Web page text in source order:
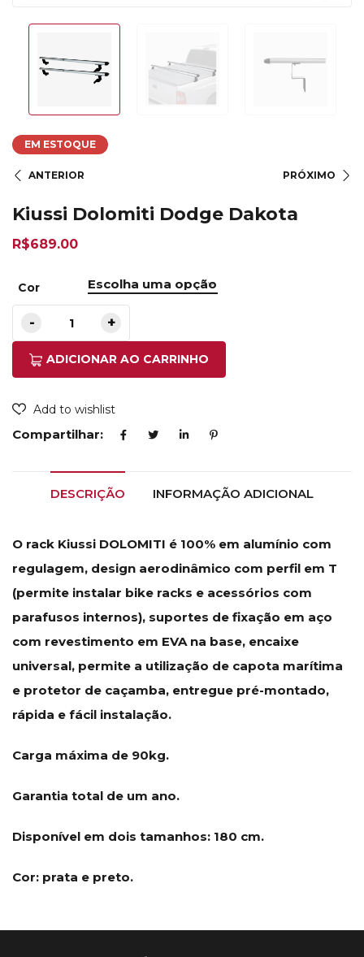
EM ESTOQUE
ANTERIOR PRÓXIMO
Kiussi Dolomiti Dodge Dakota
R$689.00
Cor
ADICIONAR AO CARRINHO
Add to wishlist
Compartilhar:
DESCRIÇÃO INFORMAÇÃO ADICIONAL
O rack Kiussi DOLOMITI é 100% em alumínio com
regulagem, design aerodinâmico com perfil em T
(permite instalar bike racks e acessórios com
parafusos internos), suportes de fixação em aço
com revestimento em EVA na base, encaixe
universal, permite a utilização de capota marítima
e protetor de caçamba, entregue pré-montado,
rápida e fácil instalação.
Carga máxima de 90kg.
Garantia total de um ano.
Disponível em dois tamanhos: 180 cm.
Cor: prata e preto.